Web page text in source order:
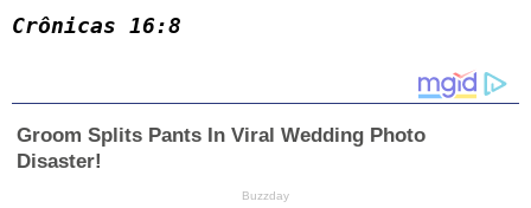
Crônicas 16:8